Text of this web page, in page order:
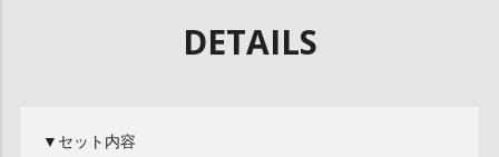
DETAILS
▼セット内容